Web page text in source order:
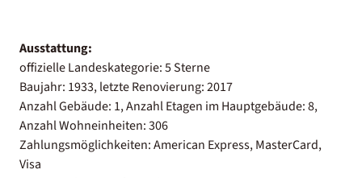
Ausstattung:
offizielle Landeskategorie: 5 Sterne
Baujahr: 1933, letzte Renovierung: 2017
Anzahl Gebäude: 1, Anzahl Etagen im Hauptgebäude: 8,
Anzahl Wohneinheiten: 306
Zahlungsmöglichkeiten: American Express, MasterCard,
Visa